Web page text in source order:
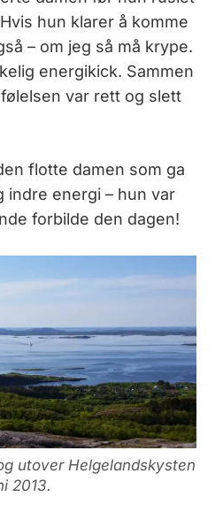
hun klarer å komme
– om jeg så må krype.
energikick. Sammen
var rett og slett
flotte damen som ga
indre energi – hun var
forbilde den dagen!
utover Helgelandskysten
2013.